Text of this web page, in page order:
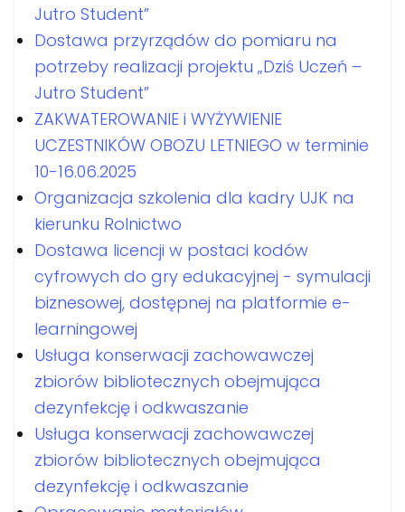
Jutro Student”
Dostawa przyrządów do pomiaru na
potrzeby realizacji projektu „Dziś Uczeń –
Jutro Student”
ZAKWATEROWANIE i WYŻYWIENIE
UCZESTNIKÓW OBOZU LETNIEGO w terminie
10-16.06.2025
Organizacja szkolenia dla kadry UJK na
kierunku Rolnictwo
Dostawa licencji w postaci kodów
cyfrowych do gry edukacyjnej - symulacji
biznesowej, dostępnej na platformie e-
learningowej
Usługa konserwacji zachowawczej
zbiorów bibliotecznych obejmująca
dezynfekcję i odkwaszanie
Usługa konserwacji zachowawczej
zbiorów bibliotecznych obejmująca
dezynfekcję i odkwaszanie